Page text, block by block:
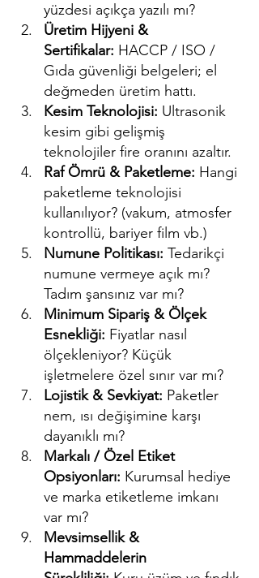
yüzdesi açıkça yazılı mı?
Üretim Hijyeni &
Sertifikalar: HACCP / ISO /
Gıda güvenliği belgeleri; el
değmeden üretim hattı.
Kesim Teknolojisi: Ultrasonik
kesim gibi gelişmiş
teknolojiler fire oranını azaltır.
Raf Ömrü & Paketleme: Hangi
paketleme teknolojisi
kullanılıyor? (vakum, atmosfer
kontrollü, bariyer film vb.)
Numune Politikası: Tedarikçi
numune vermeye açık mı?
Tadım şansınız var mı?
Minimum Sipariş & Ölçek
Esnekliği: Fiyatlar nasıl
ölçekleniyor? Küçük
işletmelere özel sınır var mı?
Lojistik & Sevkiyat: Paketler
nem, ısı değişimine karşı
dayanıklı mı?
Markalı / Özel Etiket
Opsiyonları: Kurumsal hediye
ve marka etiketleme imkanı
var mı?
Mevsimsellik &
Hammaddelerin